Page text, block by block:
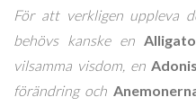
För att verkligen uppleva
behövs kanske en
vilsamma visdom, en
förändring och